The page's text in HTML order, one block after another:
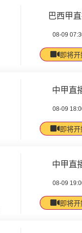
巴西甲
08-09
即将开
中甲直
08-09
即将开
中甲直
08-09
即将开